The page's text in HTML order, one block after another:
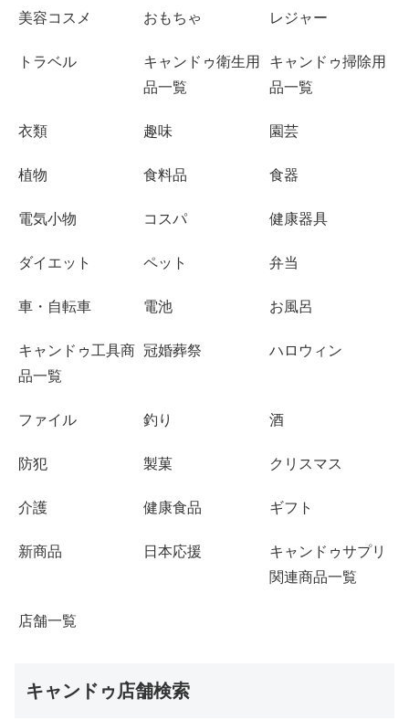
美容コスメ おもちゃ レジャー
トラベル
キャンドゥ衛生用
品一覧
キャンドゥ掃除用
品一覧
衣類 趣味 園芸
植物 食料品 食器
電気小物 コスパ 健康器具
ダイエット ペット 弁当
車・自転車 電池 お風呂
キャンドゥ工具商
品一覧
冠婚葬祭 ハロウィン
ファイル 釣り 酒
防犯 製菓 クリスマス
介護 健康食品 ギフト
新商品 日本応援
キャンドゥサプリ
関連商品一覧
店舗一覧
キャンドゥ店舗検索